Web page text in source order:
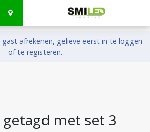
gast afrekenen, gelieve eerst in te loggen
of te registeren.
met set 3